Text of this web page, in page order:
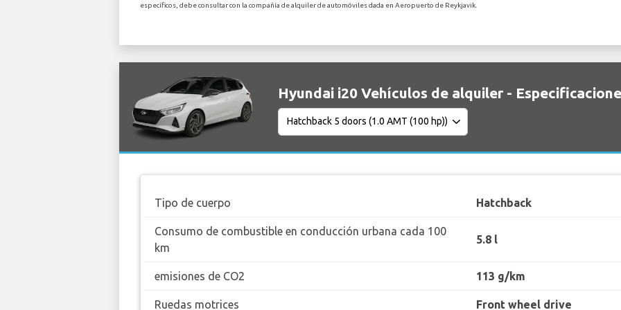
específicos, debe consultar con la compañía de alquiler de automóviles dada en Aeropuerto de Reykjavik.
Hyundai i20 Vehículos de alquiler -
Tipo de cuerpo Hatchback
Consumo de combustible en conducción urbana cada 100
km
5.8 l
emisiones de CO2 113 g/km
Ruedas motrices Front wheel drive